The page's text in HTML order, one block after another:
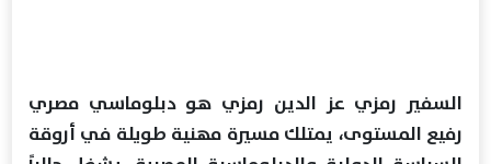
السفير رمزي عز الدين رمزي هو دبلوماسي مصري
رفيع المستوى، يمتلك مسيرة مهنية طويلة في أروقة